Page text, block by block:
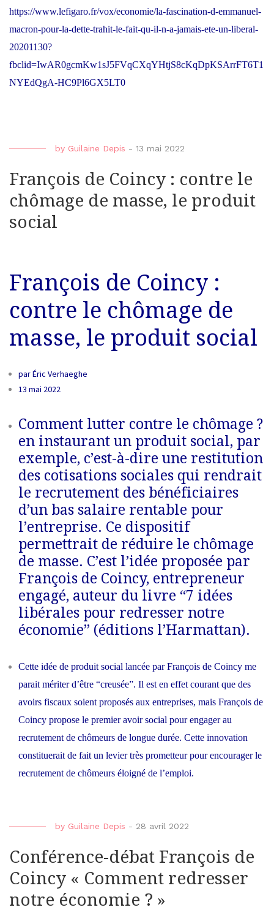
https://www.lefigaro.fr/vox/economie/la-fascination-d-emmanuel-
macron-pour-la-dette-trahit-le-fait-qu-il-n-a-jamais-ete-un-liberal-
20201130?
fbclid=IwAR0gcmKw1sJ5FVqCXqYHtjS8cKqDpKSArrFT6T1
NYEdQgA-HC9Pl6GX5LT0
by Guilaine Depis - 13 mai 2022
François de Coincy : contre le
chômage de masse, le produit
social
François de Coincy :
contre le chômage de
masse, le produit social
parÉric Verhaeghe
13 mai 2022
Comment lutter contre le chômage ?
en instaurant un produit social, par
exemple, c’est-à-dire une restitution
des cotisations sociales qui rendrait
le recrutement des bénéficiaires
d’un bas salaire rentable pour
l’entreprise. Ce dispositif
permettrait de réduire le chômage
de masse. C’est l’idée proposée par
François de Coincy, entrepreneur
engagé, auteur du livre “7 idées
libérales pour redresser notre
économie” (éditions l’Harmattan).
Cette idée de produit social lancée par François de Coincy me
parait mériter d’être “creusée”. Il est en effet courant que des
avoirs fiscaux soient proposés aux entreprises, mais François de
Coincy propose le premier avoir social pour engager au
recrutement de chômeurs de longue durée. Cette innovation
constituerait de fait un levier très prometteur pour encourager le
recrutement de chômeurs éloigné de l’emploi.
by Guilaine Depis - 28 avril 2022
Conférence-débat François de
Coincy « Comment redresser
notre économie ? »